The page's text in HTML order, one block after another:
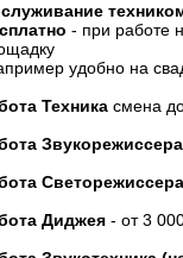
- при работе
удобно на
Техника смена
Звукорежиссера
Светорежиссера
Диджея - от 3